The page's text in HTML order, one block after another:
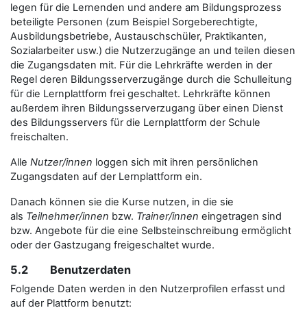
legen für die Lernenden und andere am Bildungsprozess
beteiligte Personen (zum Beispiel Sorgeberechtigte,
Ausbildungsbetriebe, Austauschschüler, Praktikanten,
Sozialarbeiter usw.) die Nutzerzugänge an und teilen diesen
die Zugangsdaten mit. Für die Lehrkräfte werden in der
Regel deren Bildungsserverzugänge durch die Schulleitung
für die Lernplattform frei geschaltet. Lehrkräfte können
außerdem ihren Bildungsserverzugang über einen Dienst
des Bildungsservers für die Lernplattform der Schule
freischalten.
Alle Nutzer/innen loggen sich mit ihren persönlichen
Zugangsdaten auf der Lernplattform ein.
Danach können sie die Kurse nutzen, in die sie
als Teilnehmer/innen bzw. Trainer/innen eingetragen sind
bzw. Angebote für die eine Selbsteinschreibung ermöglicht
oder der Gastzugang freigeschaltet wurde.
5.2 Benutzerdaten
Folgende Daten werden in den Nutzerprofilen erfasst und
auf der Plattform benutzt: